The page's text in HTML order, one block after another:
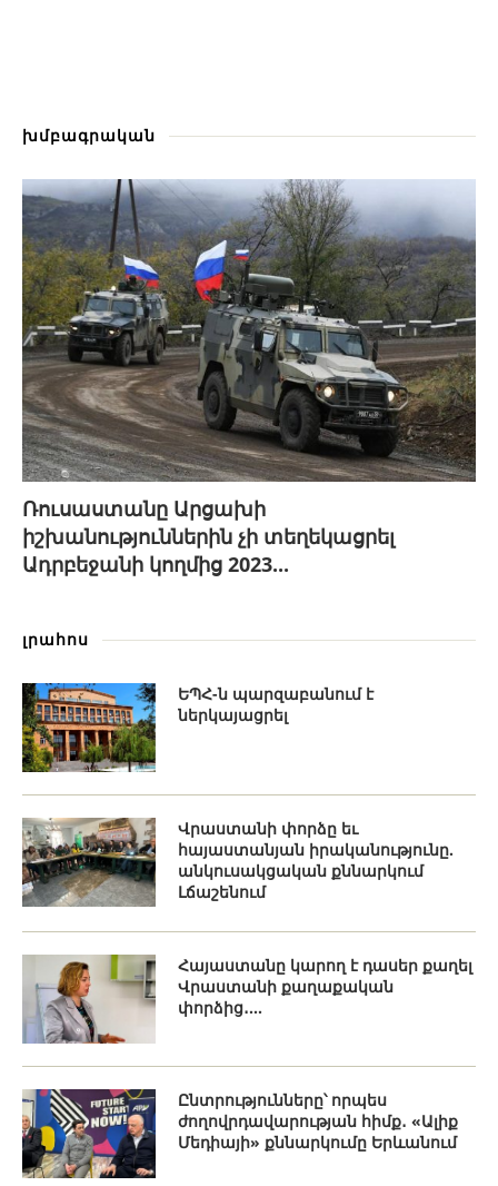
խմբագրական
Ռուսաստանը Արցախի
իշխանություններին չի տեղեկացրել
Ադրբեջանի կողմից 2023...
լրահոս
ԵՊՀ-ն պարզաբանում է
ներկայացրել
Վրաստանի փորձը եւ
հայաստանյան իրականությունը.
անկուսակցական քննարկում
Լճաշենում
Հայաստանը կարող է դասեր քաղել
Վրաստանի քաղաքական
փորձից․...
Ընտրությունները՝ որպես
ժողովրդավարության հիմք․ «Ալիք
Մեդիայի» քննարկումը Երևանում